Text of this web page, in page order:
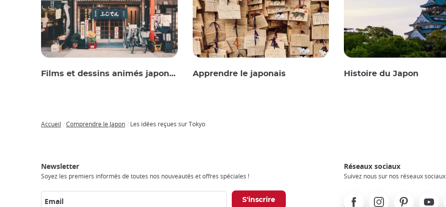
Films et dessins animés japonais Apprendre le japonais Histoire du Japon
Accueil Comprendre le Japon Les idées reçues sur Tokyo
Newsletter
Soyez les premiers informés de toutes nos nouveautés et offres spéciales !
Email
Réseaux sociaux
Suivez nous sur nos réseaux sociaux
FacebookInstagramPinterest Youtube
Experience
au
Japon
Internet
le
Japon